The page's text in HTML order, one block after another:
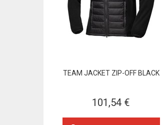
TEAM JACKET ZIP-OFF BLACK
101,54 €